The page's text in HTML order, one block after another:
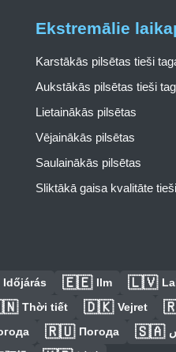
Ekstremālie
Karstākās pilsētas tieši
Aukstākās pilsētas tieši
Lietainākās pilsētas
Vējainākās pilsētas
Saulainākās pilsētas
Sliktākā gaisa kvalitāte
Időjárás 🇪🇪 Ilm 🇱🇻
Thời tiết 🇩🇰 Vejret
🇷🇺 Погода 🇸🇦